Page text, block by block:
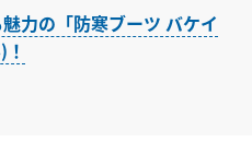
力の「防寒ブーツ バケイ